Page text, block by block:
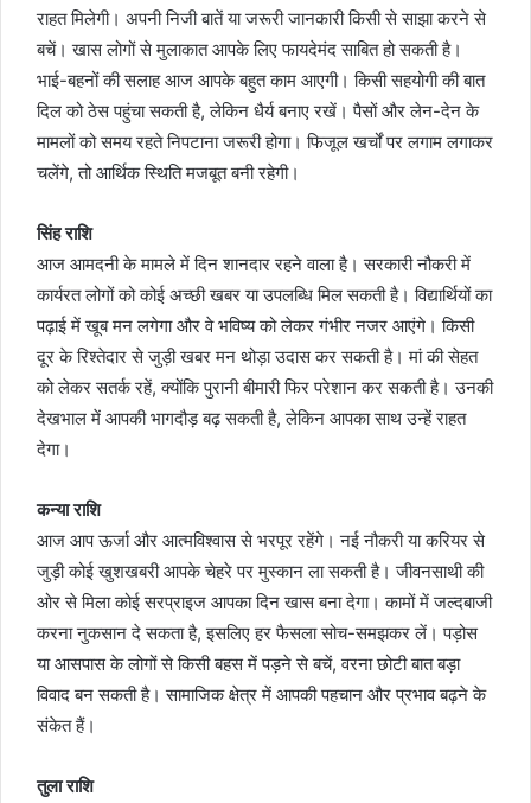
राहत मिलेगी। अपनी निजी बातें या जरूरी जानकारी किसी से साझा करने से
बचें। खास लोगों से मुलाकात आपके लिए फायदेमंद साबित हो सकती है।
भाई-बहनों की सलाह आज आपके बहुत काम आएगी। किसी सहयोगी की बात
दिल को ठेस पहुंचा सकती है, लेकिन धैर्य बनाए रखें। पैसों और लेन-देन के
मामलों को समय रहते निपटाना जरूरी होगा। फिजूल खर्चों पर लगाम लगाकर
चलेंगे, तो आर्थिक स्थिति मजबूत बनी रहेगी।
सिंह राशि
आज आमदनी के मामले में दिन शानदार रहने वाला है। सरकारी नौकरी में
कार्यरत लोगों को कोई अच्छी खबर या उपलब्धि मिल सकती है। विद्यार्थियों का
पढ़ाई में खूब मन लगेगा और वे भविष्य को लेकर गंभीर नजर आएंगे। किसी
दूर के रिश्तेदार से जुड़ी खबर मन थोड़ा उदास कर सकती है। मां की सेहत
को लेकर सतर्क रहें, क्योंकि पुरानी बीमारी फिर परेशान कर सकती है। उनकी
देखभाल में आपकी भागदौड़ बढ़ सकती है, लेकिन आपका साथ उन्हें राहत
देगा।
कन्या राशि
आज आप ऊर्जा और आत्मविश्वास से भरपूर रहेंगे। नई नौकरी या करियर से
जुड़ी कोई खुशखबरी आपके चेहरे पर मुस्कान ला सकती है। जीवनसाथी की
ओर से मिला कोई सरप्राइज आपका दिन खास बना देगा। कामों में जल्दबाजी
करना नुकसान दे सकता है, इसलिए हर फैसला सोच-समझकर लें। पड़ोस
या आसपास के लोगों से किसी बहस में पड़ने से बचें, वरना छोटी बात बड़ा
विवाद बन सकती है। सामाजिक क्षेत्र में आपकी पहचान और प्रभाव बढ़ने के
संकेत हैं।
तुला राशि